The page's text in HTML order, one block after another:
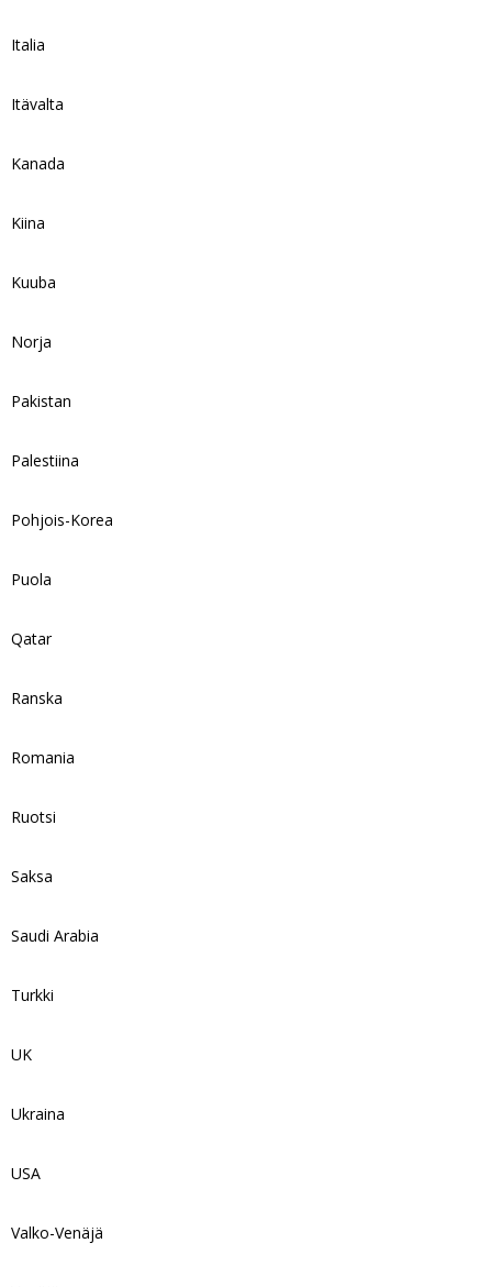
Italia
Itävalta
Kanada
Kiina
Kuuba
Norja
Pakistan
Palestiina
Pohjois-Korea
Puola
Qatar
Ranska
Romania
Ruotsi
Saksa
Saudi Arabia
Turkki
UK
Ukraina
USA
Valko-Venäjä